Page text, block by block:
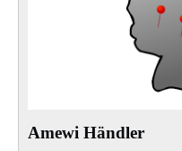
Amewi Händler